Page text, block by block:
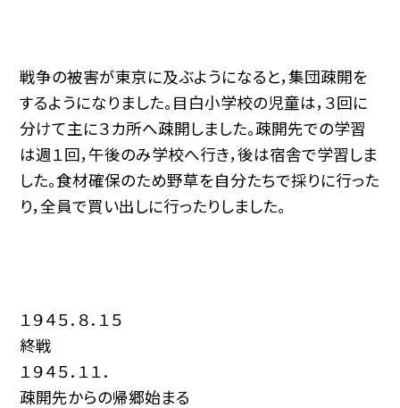
戦争の被害が東京に及ぶようになると，集団疎開を
するようになりました。目白小学校の児童は，３回に
分けて主に３カ所へ疎開しました。疎開先での学習
は週１回，午後のみ学校へ行き，後は宿舎で学習しま
した。食材確保のため野草を自分たちで採りに行った
り，全員で買い出しに行ったりしました。
１９４５．８．１５
終戦
１９４５．１１．
疎開先からの帰郷始まる